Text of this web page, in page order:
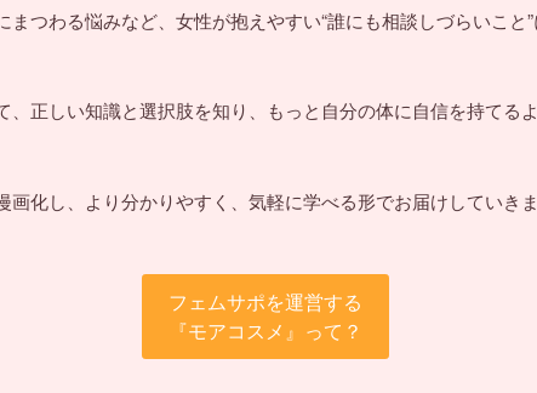
まつわる悩みなど、女性が抱えやすい“誰にも相談しづらいこと
正しい知識と選択肢を知り、もっと自分の体に自信を持てるよ
化し、より分かりやすく、気軽に学べる形でお届けしていきま
フェムサポを運営する
『モアコスメ』って？